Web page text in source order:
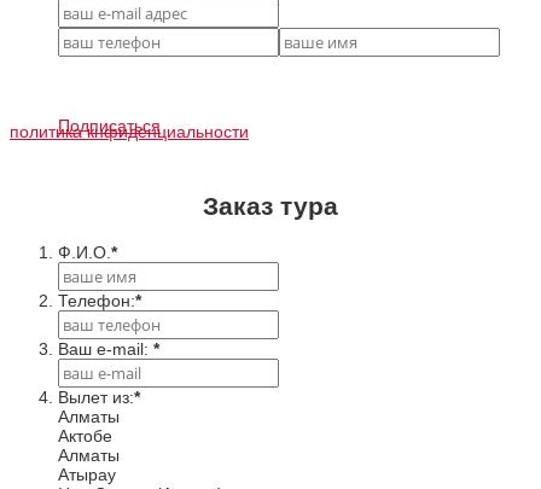
политика кнфиденциальности
Подписаться
Заказ тура
Ф.И.О. *
Телефон:*
Ваш e-mail: *
Вылет из:*
Алматы
Актобе
Алматы
Атырау